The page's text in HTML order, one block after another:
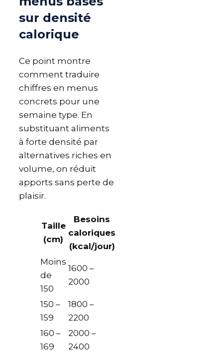
sur densité
calorique
Ce point montre
comment traduire
chiffres en menus
concrets pour une
semaine type. En
substituant aliments
à forte densité par
alternatives riches en
volume, on réduit
apports sans perte de
plaisir.
Taille
(cm)
Besoins
caloriques
(kcal/jour)
Moins
de
150
1600 –
2000
150 –
159
1800 –
2200
160 –
169
2000 –
2400